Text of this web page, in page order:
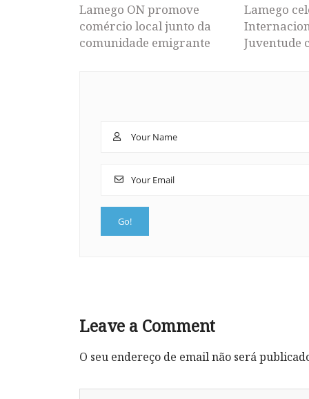
Lamego ON promove
comércio local junto da
comunidade emigrante
Lamego
Juventude
Leave a Comment
O seu endereço de email não será